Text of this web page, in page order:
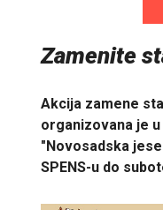
Zamenite
Akcija zamene
organizovana je
"Novosadska
SPENS-u do